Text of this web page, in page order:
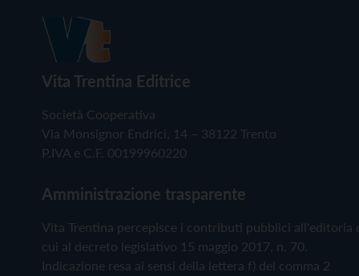
Vita Trentina Editrice
Società Cooperativa
Via Monsignor Endrici, 14 – 38122 Trento
P.IVA e C.F. 00199960220
Amministrazione trasparente
Vita Trentina percepisce i contributi pubblici all'editoria
cui al decreto legislativo 15 maggio 2017, n. 70.
Indicazione resa ai sensi della lettera f) del comma 2